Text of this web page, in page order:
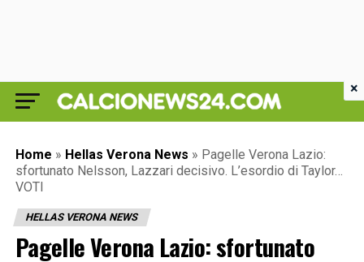
Home » Hellas Verona News » Pagelle Verona Lazio:
sfortunato Nelsson, Lazzari decisivo. L’esordio di Taylor…
VOTI
HELLAS VERONA NEWS
Pagelle Verona Lazio: sfortunato
×